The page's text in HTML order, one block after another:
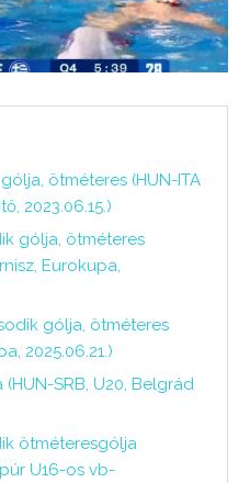
ötméteres (HUN-ITA
2023.06.15.)
gólja, ötméteres
Eurokupa,
gólja, ötméteres
2025.06.21.)
SRB, U20, Belgrád
ötméteresgólja
U16-os vb-